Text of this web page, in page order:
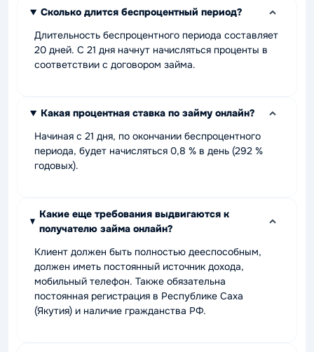
Сколько длится беспроцентный период?
Длительность беспроцентного периода составляет
20 дней. С 21 дня начнут начисляться проценты в
соответствии с договором займа.
Какая процентная ставка по займу онлайн?
Начиная с 21 дня, по окончании беспроцентного
периода, будет начисляться 0,8 % в день (292 %
годовых).
Какие еще требования выдвигаются к
получателю займа онлайн?
Клиент должен быть полностью дееспособным,
должен иметь постоянный источник дохода,
мобильный телефон. Также обязательна
постоянная регистрация в Республике Саха
(Якутия) и наличие гражданства РФ.